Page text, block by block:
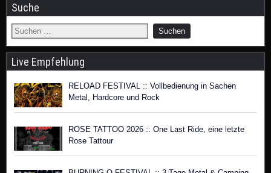
Suche
Live Empfehlung
RELOAD FESTIVAL :: Vollbedienung in Sachen
Metal, Hardcore und Rock
ROSE TATTOO 2026 :: One Last Ride, eine letzte
Rose Tattour